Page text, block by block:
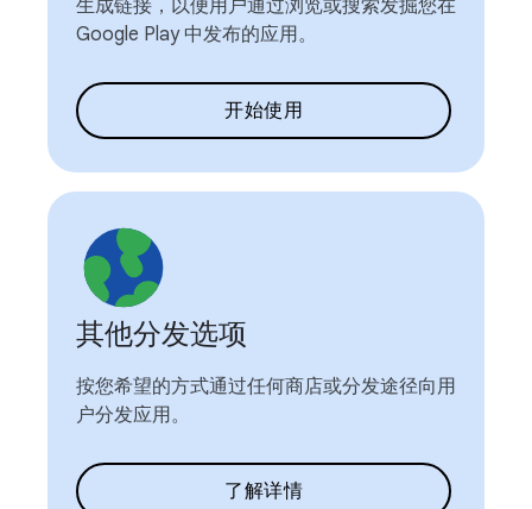
生成链接，以便用户通过浏览或搜索发掘您在
Google Play 中发布的应用。
开始使用
其他分发选项
按您希望的方式通过任何商店或分发途径向用
户分发应用。
了解详情